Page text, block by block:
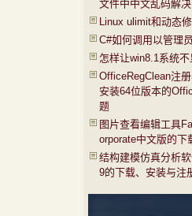
文件中中文乱码解决
Linux ulimit和动态
C#如何调用以管理
怎样让win8.1系统
OfficeRegClean注
安装64位版本的
题
图片查看编辑工具
orporate中文版的下
结构建模仿真分析
9的下载、安装与注